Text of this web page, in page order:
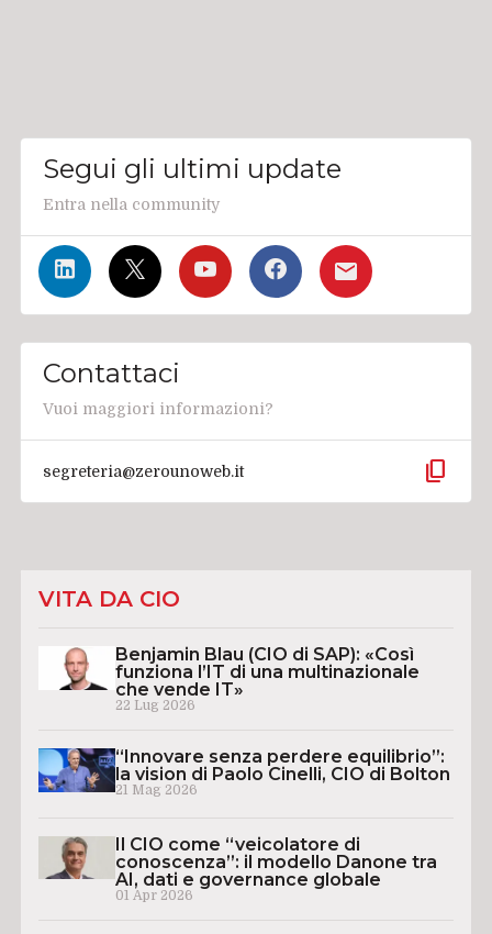
Segui gli ultimi update
Entra nella community
Contattaci
Vuoi maggiori informazioni?
segreteria@zerounoweb.it content_copy
VITA DA CIO
Benjamin Blau (CIO di SAP): «Così
funziona l’IT di una multinazionale
che vende IT»
22 Lug 2026
“Innovare senza perdere equilibrio”:
la vision di Paolo Cinelli, CIO di Bolton
21 Mag 2026
Il CIO come “veicolatore di
conoscenza”: il modello Danone tra
AI, dati e governance globale
01 Apr 2026